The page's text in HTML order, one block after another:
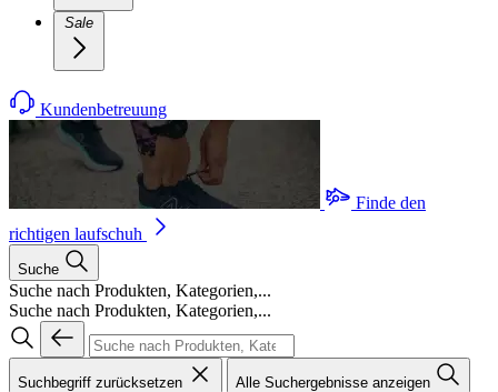
Sale
Kundenbetreuung
Finde den
richtigen laufschuh
Suche
Suche nach Produkten, Kategorien,...
Suche nach Produkten, Kategorien,...
Suchbegriff zurücksetzen Alle Suchergebnisse anzeigen